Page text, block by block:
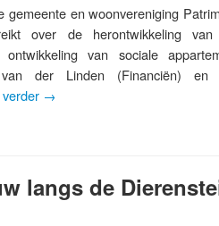
en woonvereniging
over de herontwikkeling
van sociale
der Linden (Financiën) en
→
langs de